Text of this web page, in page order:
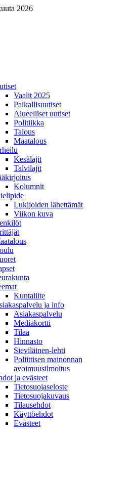
2026
Vaalit 2025
Paikallisuutiset
Alueelliset uutiset
Politiikka
Talous
Maatalous
Kesälajit
Talvilajit
Kolumnit
Lukijoiden lähettämät
Viikon kuva
Kuntaliite
ja info
Asiakaspalvelu
Mediakortti
Tilaa
Hinnasto
Sieviläinen-lehti
Poliittisen mainonnan
avoimuusilmoitus
ja evästeet
Tietosuojaseloste
Tietosuojakuvaus
Tilausehdot
Käyttöehdot
Evästeet